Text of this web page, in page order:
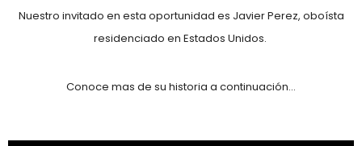
Nuestro invitado en esta oportunidad es Javier Perez, oboísta
residenciado en Estados Unidos.
Conoce mas de su historia a continuación…